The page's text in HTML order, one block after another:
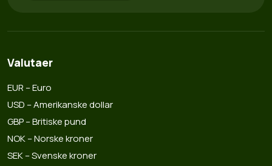
Valutaer
EUR – Euro
USD – Amerikanske dollar
GBP – Britiske pund
NOK – Norske kroner
SEK – Svenske kroner